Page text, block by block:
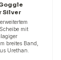
Silver
mit
breites Band,
Urethan.